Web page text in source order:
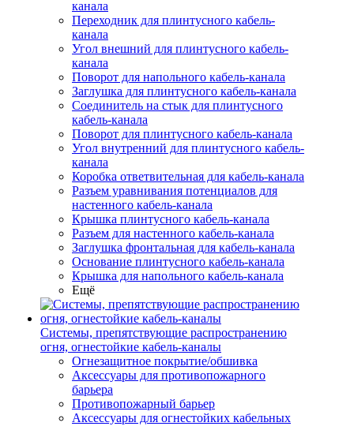
канала
Переходник для плинтусного кабель-
канала
Угол внешний для плинтусного кабель-
канала
Поворот для напольного кабель-канала
Заглушка для плинтусного кабель-канала
Соединитель на стык для плинтусного
кабель-канала
Поворот для плинтусного кабель-канала
Угол внутренний для плинтусного кабель-
канала
Коробка ответвительная для кабель-канала
Разъем уравнивания потенциалов для
настенного кабель-канала
Крышка плинтусного кабель-канала
Разъем для настенного кабель-канала
Заглушка фронтальная для кабель-канала
Основание плинтусного кабель-канала
Крышка для напольного кабель-канала
Ещё
Системы, препятствующие распространению
огня, огнестойкие кабель-каналы
Огнезащитное покрытие/обшивка
Аксессуары для противопожарного
барьера
Противопожарный барьер
Аксессуары для огнестойких кабельных